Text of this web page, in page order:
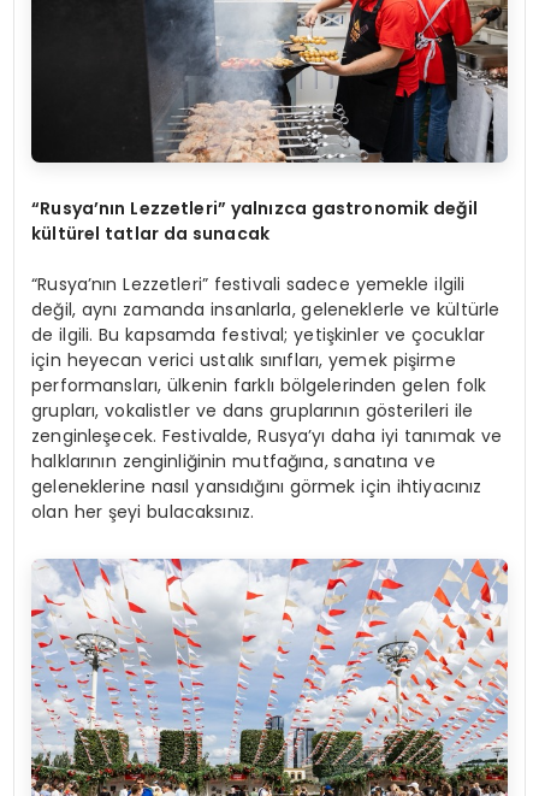
“Rusya’nın Lezzetleri” yalnızca gastronomik değil
kültürel tatlar da sunacak
“Rusya’nın Lezzetleri” festivali sadece yemekle ilgili
değil, aynı zamanda insanlarla, geleneklerle ve kültürle
de ilgili. Bu kapsamda festival; yetişkinler ve çocuklar
için heyecan verici ustalık sınıfları, yemek pişirme
performansları, ülkenin farklı bölgelerinden gelen folk
grupları, vokalistler ve dans gruplarının gösterileri ile
zenginleşecek. Festivalde, Rusya’yı daha iyi tanımak ve
halklarının zenginliğinin mutfağına, sanatına ve
geleneklerine nasıl yansıdığını görmek için ihtiyacınız
olan her şeyi bulacaksınız.